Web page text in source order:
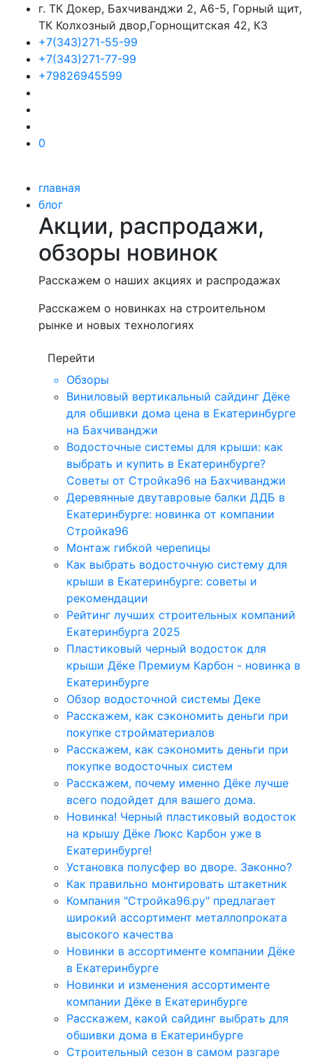
г. ТК Докер, Бахчиванджи 2, А6-5, Горный щит,
ТК Колхозный двор,Горнощитская 42, К3
+7(343)271-55-99
+7(343)271-77-99
+79826945599
0
главная
блог
Акции, распродажи,
обзоры новинок
Расскажем о наших акциях и распродажах
Расскажем о новинках на строительном
рынке и новых технологиях
Перейти
Обзоры
Виниловый вертикальный сайдинг Дёке
для обшивки дома цена в Екатеринбурге
на Бахчиванджи
Водосточные системы для крыши: как
выбрать и купить в Екатеринбурге?
Советы от Стройка96 на Бахчиванджи
Деревянные двутавровые балки ДДБ в
Екатеринбурге: новинка от компании
Стройка96
Монтаж гибкой черепицы
Как выбрать водосточную систему для
крыши в Екатеринбурге: советы и
рекомендации
Рейтинг лучших строительных компаний
Екатеринбурга 2025
Пластиковый черный водосток для
крыши Дёке Премиум Карбон - новинка в
Екатеринбурге
Обзор водосточной системы Деке
Расскажем, как сэкономить деньги при
покупке стройматериалов
Расскажем, как сэкономить деньги при
покупке водосточных систем
Расскажем, почему именно Дёке лучше
всего подойдет для вашего дома.
Новинка! Черный пластиковый водосток
на крышу Дёке Люкс Карбон уже в
Екатеринбурге!
Установка полусфер во дворе. Законно?
Как правильно монтировать штакетник
Компания "Стройка96.ру" предлагает
широкий ассортимент металлопроката
высокого качества
Новинки в ассортименте компании Дёке
в Екатеринбурге
Новинки и изменения ассортименте
компании Дёке в Екатеринбурге
Расскажем, какой сайдинг выбрать для
обшивки дома в Екатеринбурге
Строительный сезон в самом разгаре